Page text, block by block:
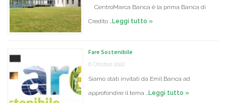
CentroMarca Banca è la prima Banca di
Credito …Leggi tutto »
Fare Sostenibile
6 Ottobre 2022
Siamo stati invitati da Emil Banca ad
approfondire il tema …Leggi tutto »